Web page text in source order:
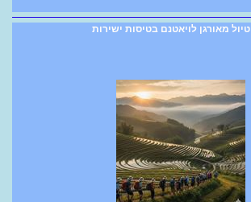
טיול מאורגן לויאטנם בטיסות ישירות